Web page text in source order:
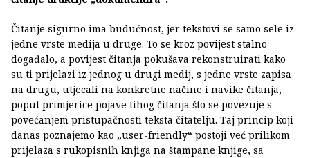
Čitanje sigurno ima budućnost, jer tekstovi se samo sele iz
jedne vrste medija u druge. To se kroz povijest stalno
događalo, a povijest čitanja pokušava rekonstruirati kako
su ti prijelazi iz jednog u drugi medij, s jedne vrste zapisa
na drugu, utjecali na konkretne načine i navike čitanja,
poput primjerice pojave tihog čitanja što se povezuje s
povećanjem pristupačnosti teksta čitatelju. Taj princip koji
danas poznajemo kao „user-friendly“ postoji već prilikom
prijelaza s rukopisnih knjiga na štampane knjige, sa